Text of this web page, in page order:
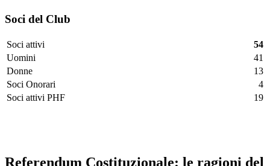
Soci del Club
Soci attivi
54
Uomini
41
Donne
13
Soci Onorari
4
Soci attivi PHF
19
Referendum Costituzionale: le ragioni del